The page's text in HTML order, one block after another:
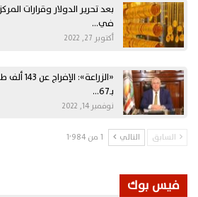
بعد تحرير الدولار وقرارات
في…
أكتوبر 27, 2022
بـ67…
نوفمبر 14, 2022
السابق التالي 1 من 1٬984
فيس بوك